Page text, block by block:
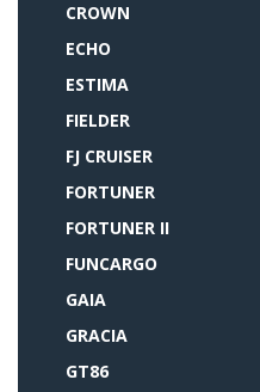
CROWN
ECHO
ESTIMA
FIELDER
FJ CRUISER
FORTUNER
FORTUNER II
FUNCARGO
GAIA
GRACIA
GT86